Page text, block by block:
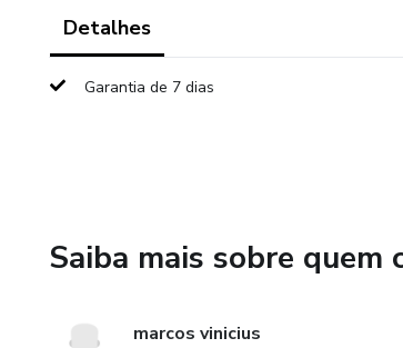
Detalhes
Garantia de 7 dias
Saiba mais sobre quem
marcos vinicius